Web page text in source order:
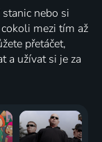
nebo si
mezi tím až
přetáčet,
a užívat si je za